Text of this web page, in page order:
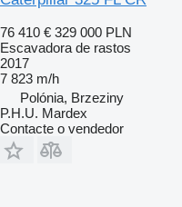
76 410 € 329 000 PLN
Escavadora de rastos
2017
7 823 m/h
Polónia, Brzeziny
P.H.U. Mardex
Contacte o vendedor